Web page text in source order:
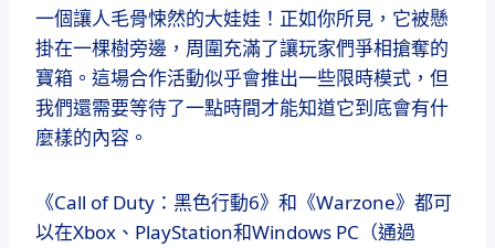
一個讓人毛骨悚然的大娃娃！正如你所見，它被懸
掛在一棵樹旁邊，周圍充滿了讓玩家們爭相搶奪的
寶箱。這場合作活動似乎會推出一些限時模式，但
我們還需要等待了一點時間才能知道它到底會有什
麼樣的內容。
《Call of Duty：黑色行動6》和《Warzone》都可
以在Xbox、PlayStation和Windows PC（通過